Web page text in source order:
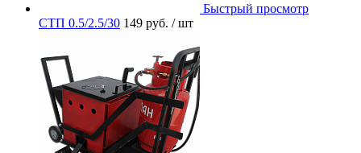
Быстрый просмотр
СТП 0.5/2.5/30 149 руб. / шт